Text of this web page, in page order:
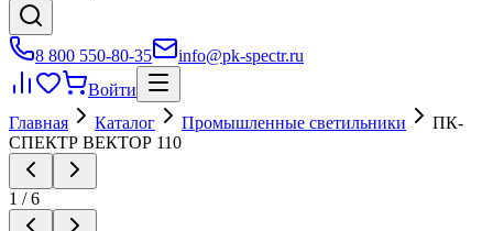
8 800 550-80-35
info@pk-spectr.ru
Войти
Главная
Каталог Промышленные светильники
ПК-
СПЕКТР ВЕКТОР 110
1 /6